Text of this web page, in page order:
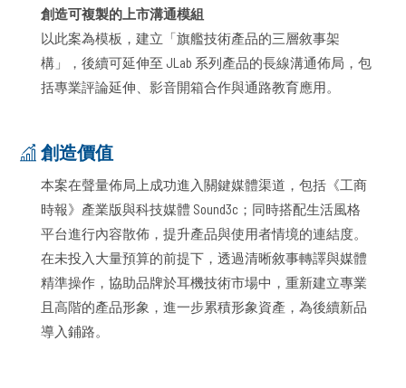
創造可複製的上市溝通模組
以此案為模板，建立「旗艦技術產品的三層敘事架
構」，後續可延伸至 JLab 系列產品的長線溝通佈局，包
括專業評論延伸、影音開箱合作與通路教育應用。
創造價值
本案在聲量佈局上成功進入關鍵媒體渠道，包括《工商
時報》產業版與科技媒體 Sound3c；同時搭配生活風格
平台進行內容散佈，提升產品與使用者情境的連結度。
在未投入大量預算的前提下，透過清晰敘事轉譯與媒體
精準操作，協助品牌於耳機技術市場中，重新建立專業
且高階的產品形象，進一步累積形象資產，為後續新品
導入鋪路。